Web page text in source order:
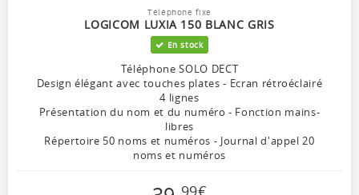
Téléphone fixe
LOGICOM LUXIA 150 BLANC GRIS
En stock
Téléphone SOLO DECT
Design élégant avec touches plates - Ecran rétroéclairé
4 lignes
Présentation du nom et du numéro - Fonction mains-
libres
Répertoire 50 noms et numéros - Journal d'appel 20
noms et numéros